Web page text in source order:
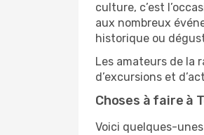
culture, c’est
aux nombreux
historique ou
Les amateurs de la
d’excursions et
Choses à faire à
Voici quelques-